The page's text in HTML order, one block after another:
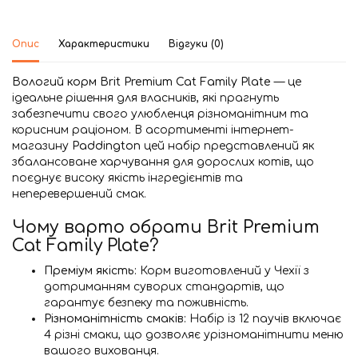
Опис Характеристики Відгуки (0)
Вологий корм Brit Premium Cat Family Plate — це
ідеальне рішення для власників, які прагнуть
забезпечити свого улюбленця різноманітним та
корисним раціоном. В асортименті інтернет-
магазину Paddington цей набір представлений як
збалансоване харчування для дорослих котів, що
поєднує високу якість інгредієнтів та
неперевершений смак.
Чому варто обрати Brit Premium
Cat Family Plate?
Преміум якість: Корм виготовлений у Чехії з
дотриманням суворих стандартів, що
гарантує безпеку та поживність.
Різноманітність смаків: Набір із 12 паучів включає
4 різні смаки, що дозволяє урізноманітнити меню
вашого вихованця.